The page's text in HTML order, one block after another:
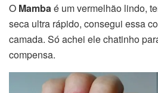
O Mambaé um vermelhão lindo,
seca ultra rápido, consegui essa
camada. Só achei ele chatinho
compensa.